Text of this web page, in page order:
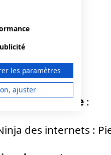
du site:
des internets :
les paramètres
ajuster